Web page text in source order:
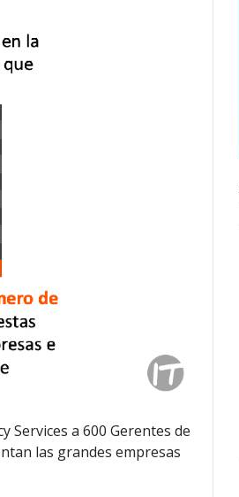
Services a 600 Gerentes de
las grandes empresas